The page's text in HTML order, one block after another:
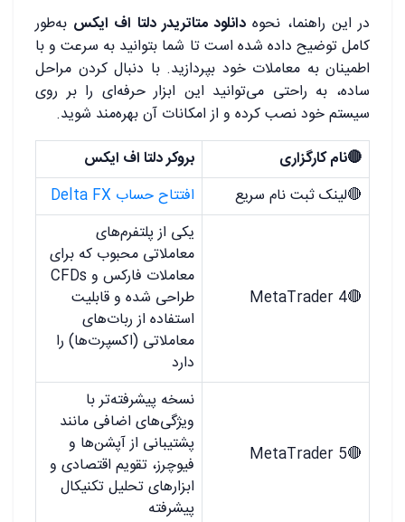
در این راهنما، نحوه دانلود متاتریدر دلتا اف ایکس به‌طور
کامل توضیح داده شده است تا شما بتوانید به سرعت و با
اطمینان به معاملات خود بپردازید. با دنبال کردن مراحل
ساده، به راحتی می‌توانید این ابزار حرفه‌ای را بر روی
سیستم خود نصب کرده و از امکانات آن بهره‌مند شوید.
🔴نام کارگزاری
بروکر دلتا اف ایکس
🔴لینک ثبت نام سریع
افتتاح حساب Delta FX
🔴MetaTrader 4
یکی از پلتفرم‌های
معاملاتی محبوب که برای
معاملات فارکس و CFDs
طراحی شده و قابلیت
استفاده از ربات‌های
معاملاتی (اکسپرت‌ها) را
دارد
🔴MetaTrader 5
نسخه پیشرفته‌تر با
ویژگی‌های اضافی مانند
پشتیبانی از آپشن‌ها و
فیوچرز، تقویم اقتصادی و
ابزارهای تحلیل تکنیکال
پیشرفته